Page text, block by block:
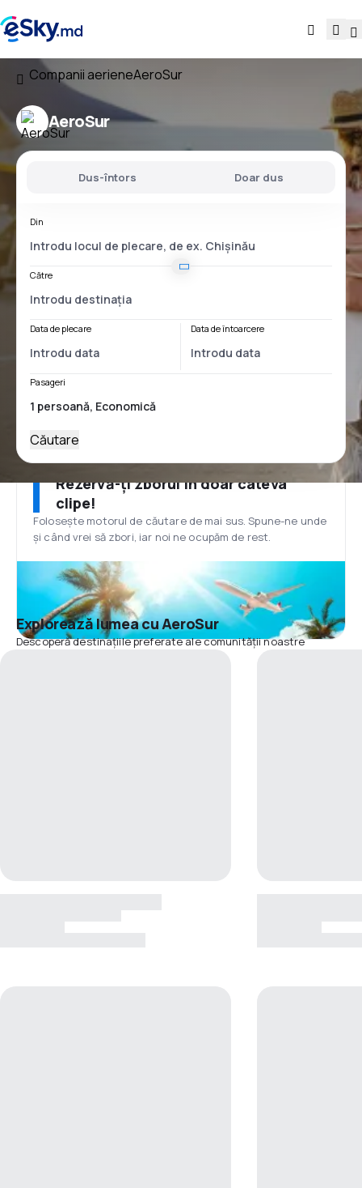
Companii aerieneAeroSur
AeroSur
Dus-întors Doar dus
Din
Către
Data de plecare Data de întoarcere
Pasageri
Căutare
Rezervă-ți zborul în doar câteva
clipe!
Folosește motorul de căutare de mai sus. Spune-ne unde
și când vrei să zbori, iar noi ne ocupăm de rest.
Explorează lumea cu AeroSur
Descoperă destinațiile preferate ale comunității noastre